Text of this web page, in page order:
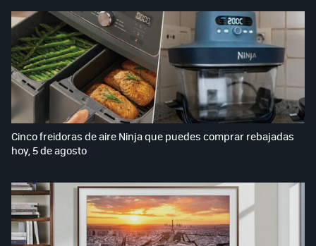
Cinco freidoras de aire Ninja que puedes comprar rebajadas
hoy, 5 de agosto